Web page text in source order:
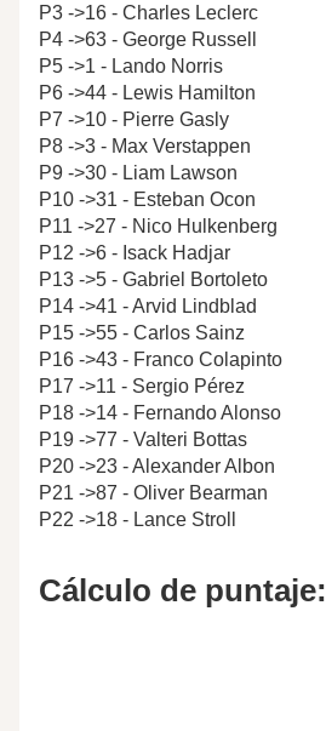
P3 ->16 - Charles Leclerc
P4 ->63 - George Russell
P5 ->1 - Lando Norris
P6 ->44 - Lewis Hamilton
P7 ->10 - Pierre Gasly
P8 ->3 - Max Verstappen
P9 ->30 - Liam Lawson
P10 ->31 - Esteban Ocon
P11 ->27 - Nico Hulkenberg
P12 ->6 - Isack Hadjar
P13 ->5 - Gabriel Bortoleto
P14 ->41 - Arvid Lindblad
P15 ->55 - Carlos Sainz
P16 ->43 - Franco Colapinto
P17 ->11 - Sergio Pérez
P18 ->14 - Fernando Alonso
P19 ->77 - Valteri Bottas
P20 ->23 - Alexander Albon
P21 ->87 - Oliver Bearman
P22 ->18 - Lance Stroll
Cálculo de puntaje: